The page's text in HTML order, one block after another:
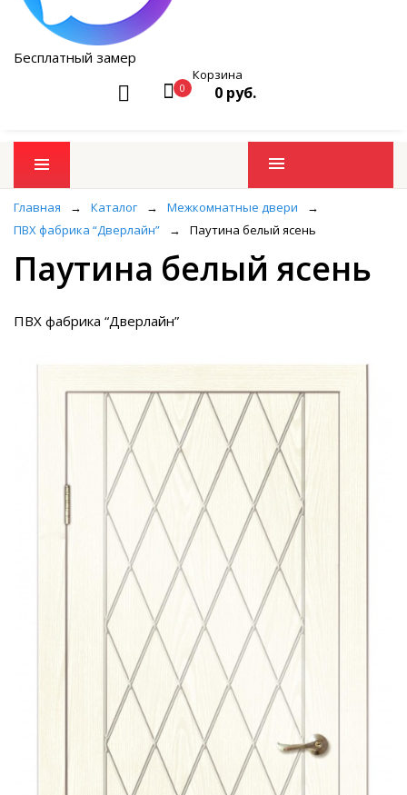
Бесплатный замер
0
Корзина
0 руб.
Промо товары
Главная → Каталог → Межкомнатные двери
→
ПВХ фабрика “Дверлайн”
→ Паутина белый ясень
Паутина белый ясень
ПВХ фабрика “Дверлайн”